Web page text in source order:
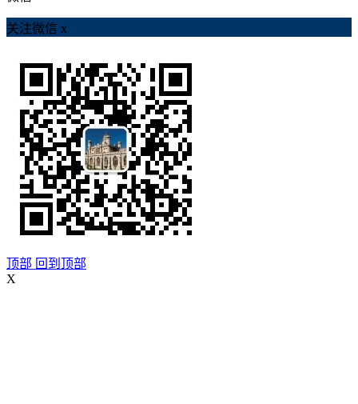
关注微信 x
顶部 回到顶部
X